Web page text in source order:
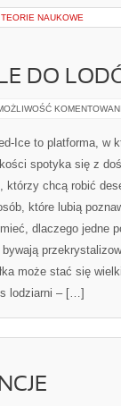
NAUKOWE
DO
Ice to platforma, w
spotyka się z
którzy chcą robić
które lubią
dlaczego jedne
bywają
może stać się
lodziarni – […]